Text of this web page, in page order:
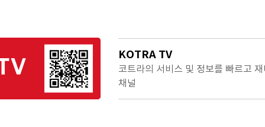
KOTRA TV
코트라의 서비스 및 정보를 빠르고
채널